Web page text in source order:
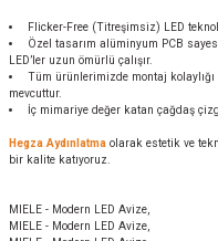
Flicker-Free (Titreşimsiz) LED
Özel tasarım alüminyum PCB
LED’ler uzun ömürlü çalışır.
Tüm ürünlerimizde montaj
mevcuttur.
İç mimariye değer katan çağdaş
Hegza Aydınlatma olarak estetik ve
bir kalite katıyoruz.
MIELE - Modern LED Avize,
MIELE - Modern LED Avize,